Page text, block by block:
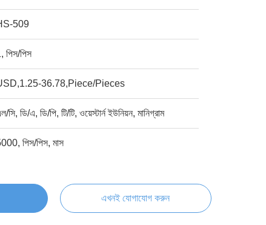
509
পিস/পিস
36.78,Piece/Pieces
সি, ডি/এ, ডি/পি, টি/টি, ওয়েস্টার্ন ইউনিয়ন, মানিগ্রাম
পিস/পিস, মাস
এখনই যোগাযোগ করুন